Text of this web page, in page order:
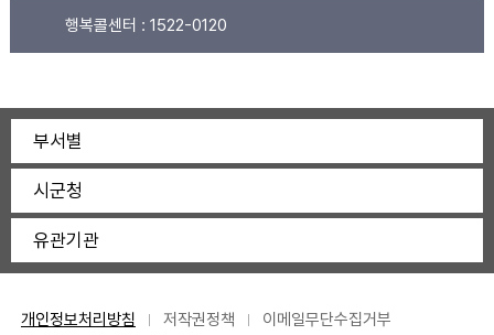
행복콜센터 : 1522-0120
부서별
시군청
유관기관
개인정보처리방침 저작권정책
이메일무단수집거부